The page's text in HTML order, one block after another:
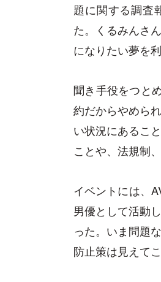
題に関する調査
た。くるみんさ
になりたい夢を
聞き手役をつと
約だからやめら
い状況にあるこ
ことや、法規制
イベントには、
男優として活動
った。いま問題
防止策は見えて